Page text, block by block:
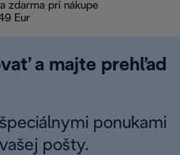
zdarma pri nákupe
Eur
a majte prehľad
ponukami
pošty.